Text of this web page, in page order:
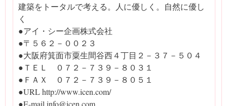
建築をトータルで考える。人に優しく。自然に優し
く
●アイ・シー企画株式会社
●〒５６２－００２３
●大阪府箕面市粟生間谷西４丁目２－３７－５０４
●ＴＥＬ ０７２－７３９－８０３１
●ＦＡＸ ０７２－７３９－８０５１
●URL http://www.icen.com/
●E-mail info@icen.com